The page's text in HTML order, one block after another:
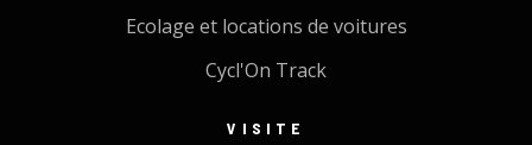
Ecolage et locations de voitures
Cycl'On Track
VISITE